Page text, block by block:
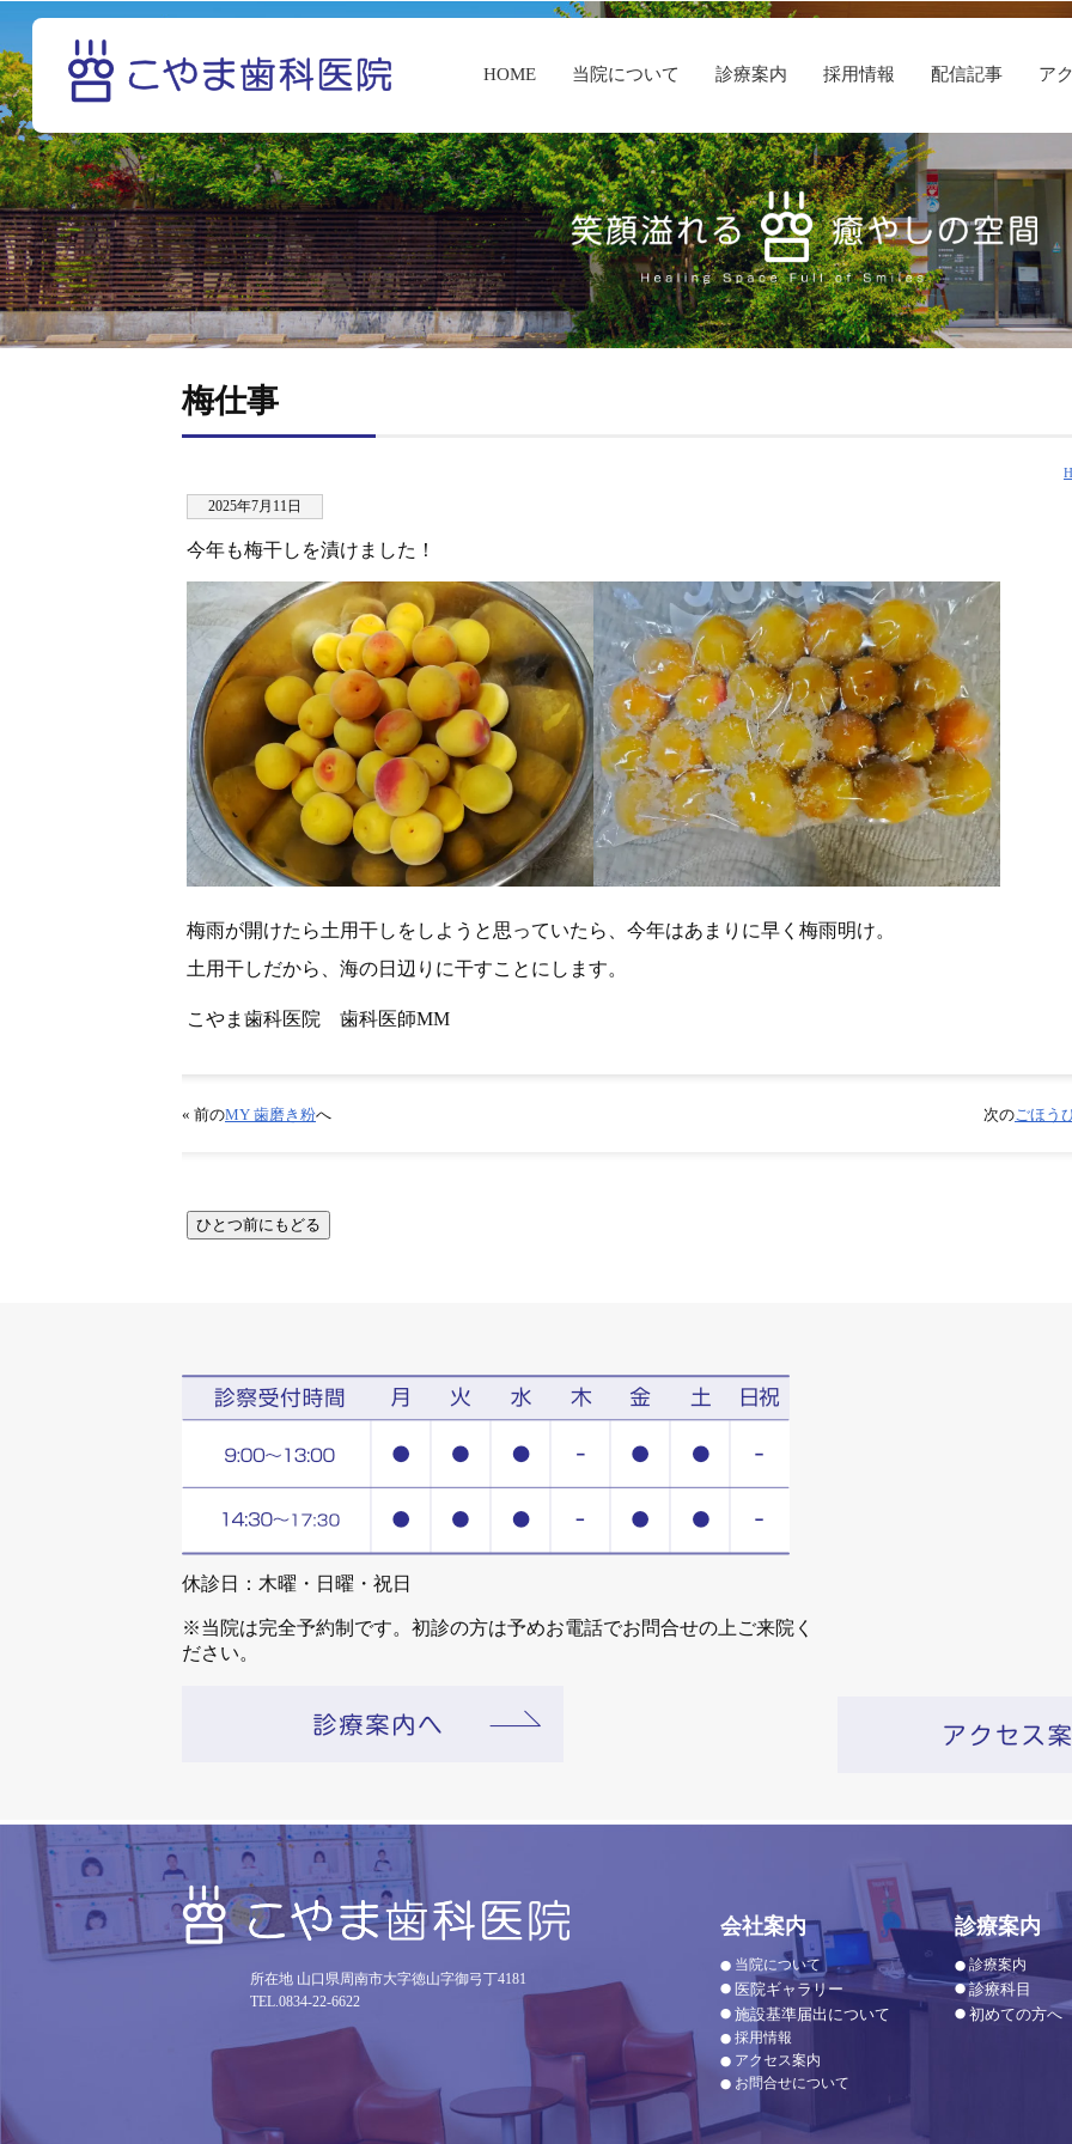
HOME 当院について 診療案内 採用情報 配信記事 ア
梅仕事
2025年7月11日
今年も梅干しを漬けました！
梅雨が開けたら土用干しをしようと思っていたら、今年はあまりに早く梅雨明け。
土用干しだから、海の日辺りに干すことにします。
こやま歯科医院 歯科医師MM
« 前のMY 歯磨き粉へ 次のごほう
休診日：木曜・日曜・祝日
※当院は完全予約制です。初診の方は予めお電話でお問合せの上ご来院く
ださい。
所在地 山口県周南市大字徳山字御弓丁4181
TEL.0834-22-6622
会社案内
当院について
医院ギャラリー
施設基準届出について
採用情報
アクセス案内
お問合せについて
診療案内
診療案内
診療科目
初めての方へ